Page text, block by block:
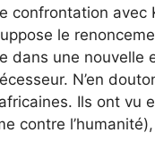
confrontation avec
le
dans une
N’en
Ils ont vu
contre